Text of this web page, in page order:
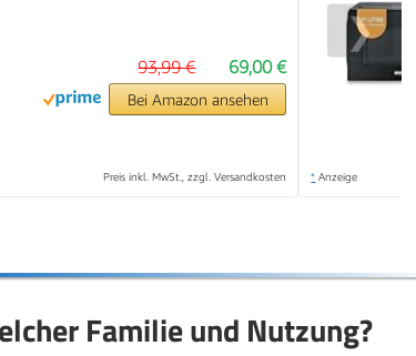
69,00 €
93,99 €
Bei Amazon ansehen
Preis inkl. MwSt., zzgl. Versandkosten * Anzeige
❯
Familie und Nutzung?